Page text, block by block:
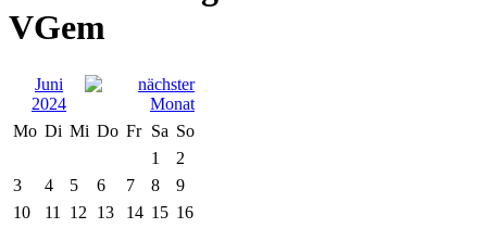
VGem
Juni
2024
Mo Di Mi Do Fr Sa So
1
2
3
4 5 6 7 8
9
10
11 12 13 14 15 16